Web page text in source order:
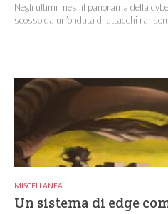
Negli ultimi mesi il panorama della
scosso da un’ondata di attacchi
MISCELLANEA
Un sistema di edge